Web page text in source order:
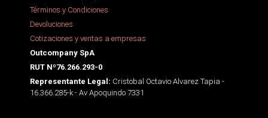
Términos y Condiciones
Devoluciones
Cotizaciones y ventas a empresas
Outcompany SpA
RUT Nº76.266.293-0
Representante Legal: Cristobal Octavio Alvarez Tapia -
16.366.285-k - Av Apoquindo 7331